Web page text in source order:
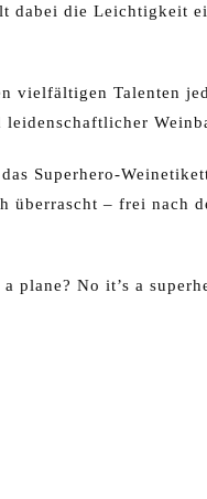
dabei die Leichtigkeit
vielfältigen Talenten
leidenschaftlicher
Superhero-
überrascht – frei nach
plane? No it’s a